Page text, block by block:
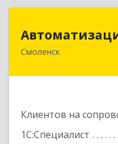
Смоленск
Клиентов на
1С:Специалист
214019,